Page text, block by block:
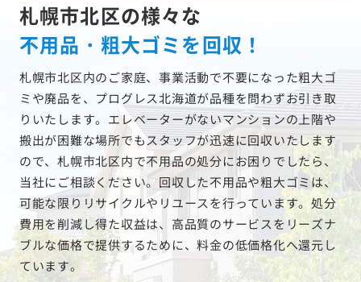
札幌市北区の様々な
不用品・粗大ゴミを回収！
札幌市北区内のご家庭、事業活動で不要になった粗大ゴ
ミや廃品を、プログレス北海道が品種を問わずお引き取
りいたします。エレベーターがないマンションの上階や
搬出が困難な場所でもスタッフが迅速に回収いたします
ので、札幌市北区内で不用品の処分にお困りでしたら、
当社にご相談ください。回収した不用品や粗大ゴミは、
可能な限りリサイクルやリユースを行っています。処分
費用を削減し得た収益は、高品質のサービスをリーズナ
ブルな価格で提供するために、料金の低価格化へ還元し
ています。